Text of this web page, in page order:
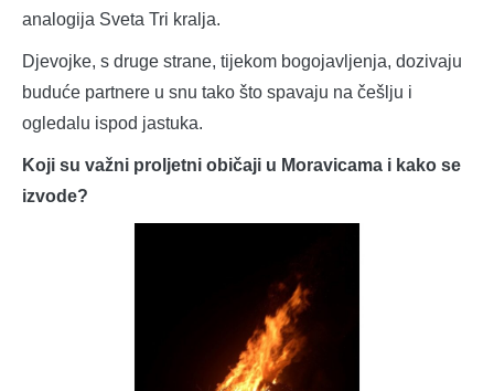
analogija Sveta Tri kralja.
Djevojke, s druge strane, tijekom bogojavljenja, dozivaju
buduće partnere u snu tako što spavaju na češlju i
ogledalu ispod jastuka.
Koji su važni proljetni običaji u Moravicama i kako se
izvode?